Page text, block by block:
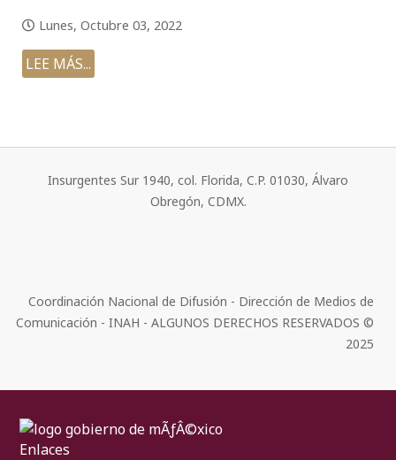
Lunes, Octubre 03, 2022
LEE MÁS...
Insurgentes Sur 1940, col. Florida, C.P. 01030, Álvaro
Obregón, CDMX.
Coordinación Nacional de Difusión - Dirección de Medios de
Comunicación - INAH - ALGUNOS DERECHOS RESERVADOS ©
2025
Enlaces